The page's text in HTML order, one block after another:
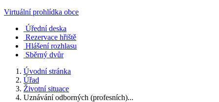
Virtuální prohlídka obce
Úřední deska
Rezervace hřiště
Hlášení rozhlasu
Sběrný dvůr
Úvodní stránka
Úřad
Životní situace
Uznávání odborných (profesních)...